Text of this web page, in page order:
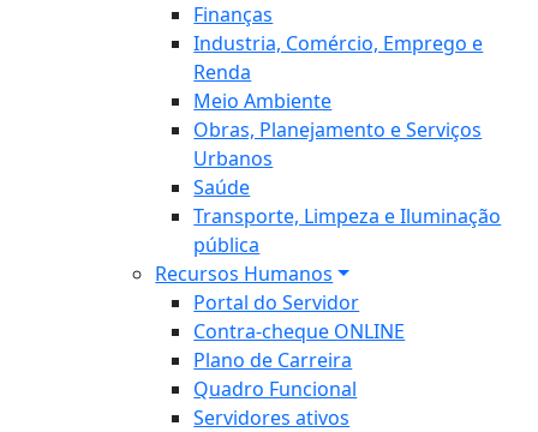
Finanças
Industria, Comércio, Emprego e
Renda
Meio Ambiente
Obras, Planejamento e Serviços
Urbanos
Saúde
Transporte, Limpeza e Iluminação
pública
Recursos Humanos
Portal do Servidor
Contra-cheque ONLINE
Plano de Carreira
Quadro Funcional
Servidores ativos